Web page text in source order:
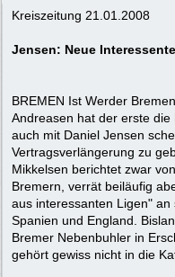
Kreiszeitung 21.01.2008
Jensen: Neue
BREMEN Ist Werder
Andreasen hat der erste
auch mit Daniel Jensen
Vertragsverlängerung zu
Mikkelsen berichtet zwar
Bremern, verrät beiläufig
aus interessanten Ligen"
Spanien und England.
Bremer Nebenbuhler in
gehört gewiss nicht in die